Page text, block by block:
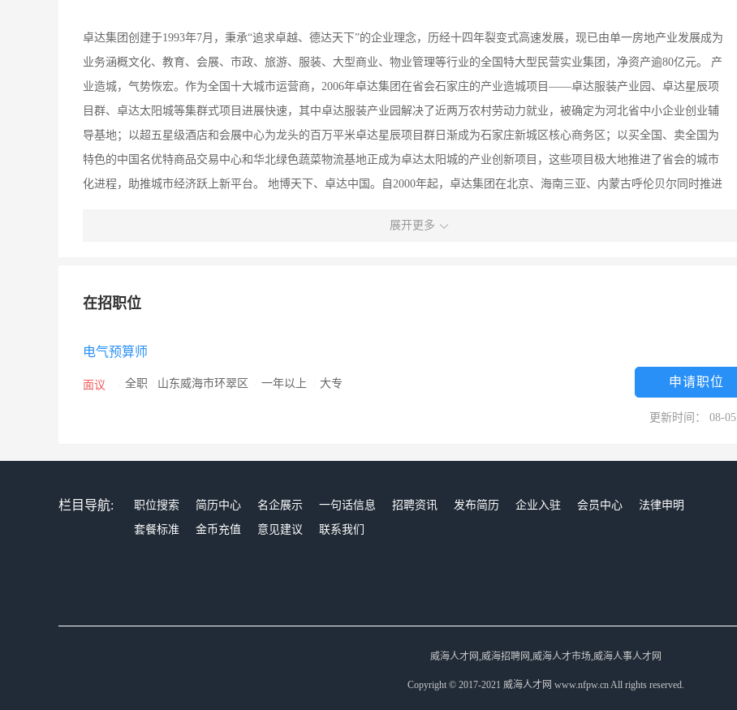
卓达集团创建于1993年7月，秉承“追求卓越、德达天下”的企业理念，历经十四年裂变式高速发展，现已由单一房地产业发展成为
业务涵概文化、教育、会展、市政、旅游、服装、大型商业、物业管理等行业的全国特大型民营实业集团，净资产逾80亿元。 产
业造城，气势恢宏。作为全国十大城市运营商，2006年卓达集团在省会石家庄的产业造城项目——卓达服装产业园、卓达星辰项
目群、卓达太阳城等集群式项目进展快速，其中卓达服装产业园解决了近两万农村劳动力就业，被确定为河北省中小企业创业辅
导基地；以超五星级酒店和会展中心为龙头的百万平米卓达星辰项目群日渐成为石家庄新城区核心商务区；以买全国、卖全国为
特色的中国名优特商品交易中心和华北绿色蔬菜物流基地正成为卓达太阳城的产业创新项目，这些项目极大地推进了省会的城市
化进程，助推城市经济跃上新平台。 地博天下、卓达中国。自2000年起，卓达集团在北京、海南三亚、内蒙古呼伦贝尔同时推进
的战略投资项目发展势态良好。 卓达集团的核心竞争力是文化。“以人为本，以德为本，以法为本”的卓达企业文化，以公民责任
商业、房地产项目等经营团队可授予10％的管理股份和期权，同享丰盛，你可没有一分投入，只凭个人智慧和经验，实现创业梦
的培训理念，帮助员工持续提升，进行良好的职业生涯规划。 ★健全的福利制度 集团为员工提供各种社会保险，享受公司福利住
房，免费员工体检，享受带薪、带补贴年休假。 ★工作成就感 集团多元化经营为员工提供了广阔的发展前景，搭建了一个广阔的
展开更多
在招职位
电气预算师
面议 全职 山东威海市环翠区 一年以上 大专 申请职位
更新时间： 08-05
栏目导航: 职位搜索 简历中心 名企展示 一句话信息 招聘资讯 发布简历 企业入驻 会员中心
法律申明
套餐标准
金币充值 意见建议 联系我们
威海人才网,威海招聘网,威海人才市场,威海人事人才网
Copyright © 2017-2021 威海人才网 www.nfpw.cn All rights reserved.